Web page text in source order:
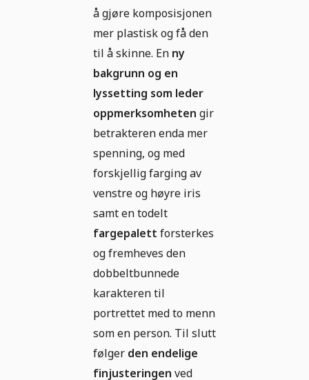
å gjøre komposisjonen
mer plastisk og få den
til å skinne. En ny
bakgrunn og en
lyssetting som leder
oppmerksomheten gir
betrakteren enda mer
spenning, og med
forskjellig farging av
venstre og høyre iris
samt en todelt
fargepalett forsterkes
og fremheves den
dobbeltbunnede
karakteren til
portrettet med to menn
som en person. Til slutt
følger den endelige
finjusteringen ved